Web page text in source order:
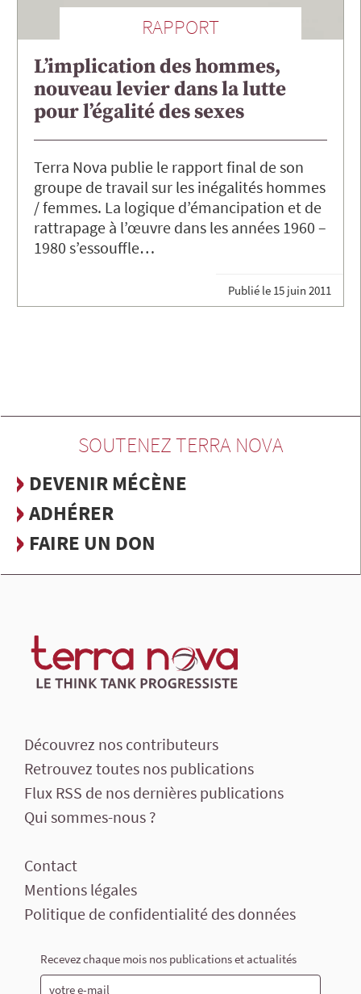
RAPPORT
L’implication des hommes,
nouveau levier dans la lutte
pour l’égalité des sexes
Terra Nova publie le rapport final de son
groupe de travail sur les inégalités hommes
/ femmes. La logique d’émancipation et de
rattrapage à l’œuvre dans les années 1960 –
1980 s’essouffle…
Publié le 15 juin 2011
SOUTENEZ TERRA NOVA
DEVENIR MÉCÈNE
ADHÉRER
FAIRE UN DON
Découvrez nos contributeurs
Retrouvez toutes nos publications
Flux RSS de nos dernières publications
Qui sommes-nous ?
Contact
Mentions légales
Politique de confidentialité des données
Recevez chaque mois nos publications et actualités